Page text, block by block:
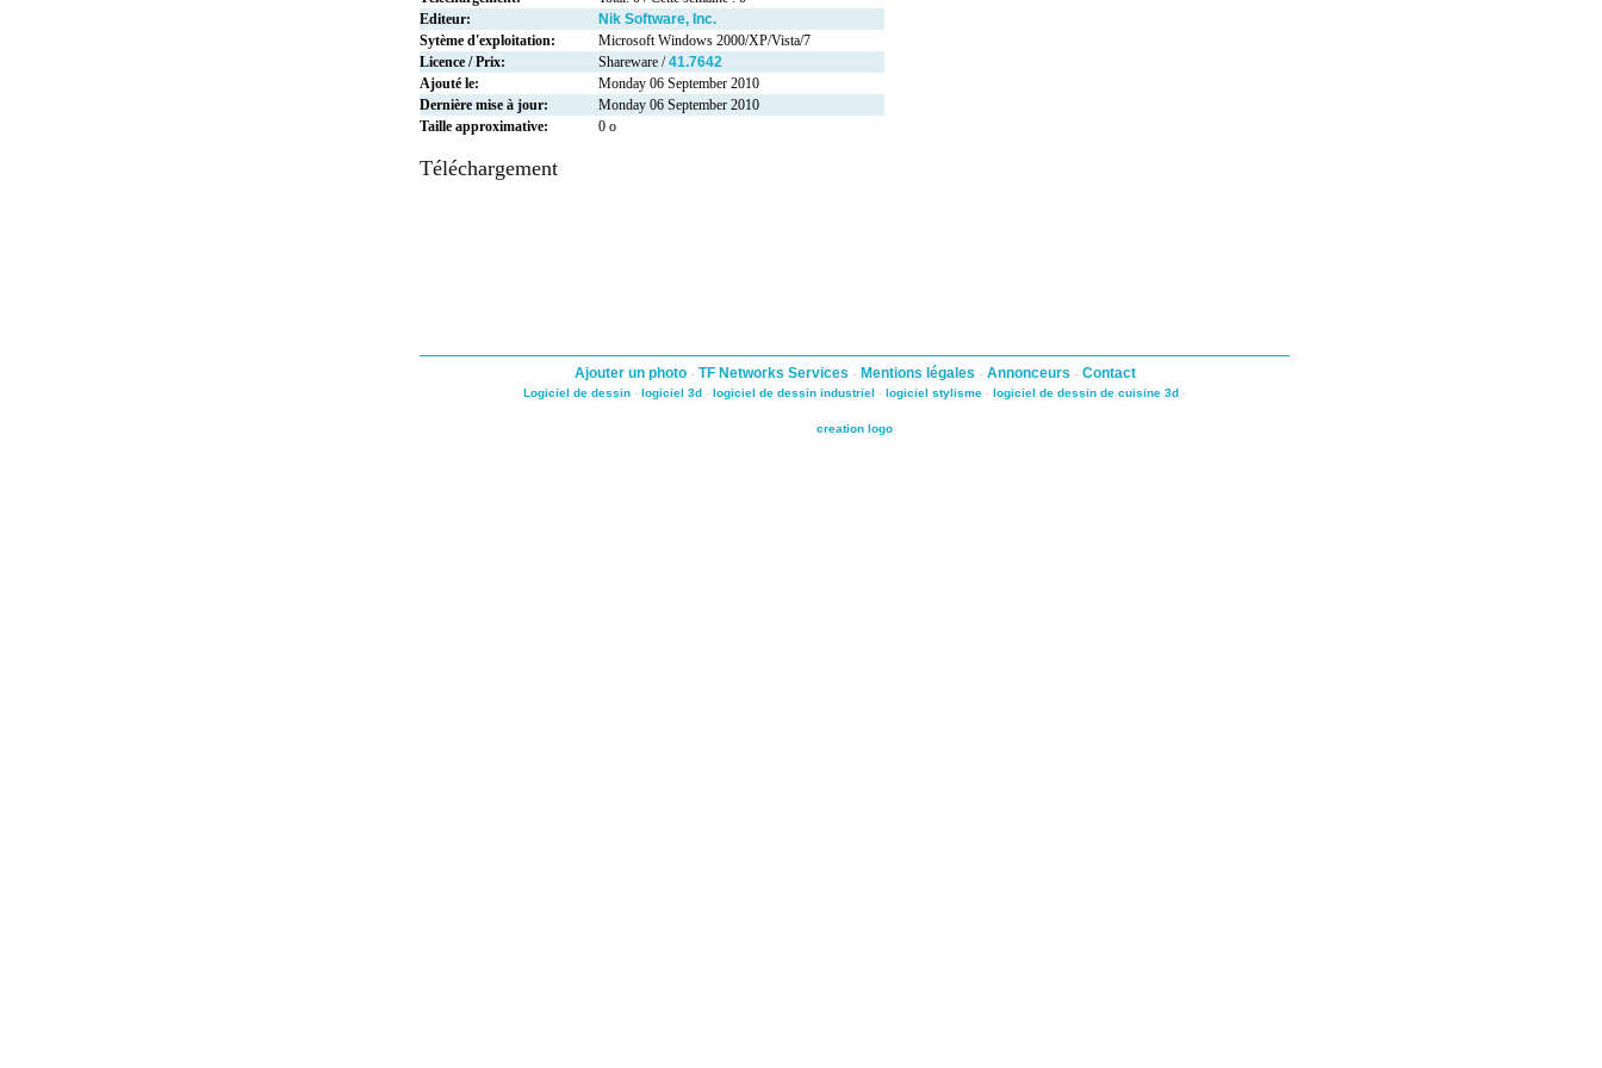
Editeur:
Nik Software, Inc.
Sytème d'exploitation:
Microsoft Windows 2000/XP/Vista/7
Licence / Prix:
Shareware /41.7642
Ajouté le:
Monday 06 September 2010
Dernière mise à jour:
Monday 06 September 2010
Taille approximative:
0 o
Téléchargement
Ajouter un photo - TF Networks Services - Mentions légales - Annonceurs - Contact
Logiciel de dessin - logiciel 3d - logiciel de dessin industriel - logiciel stylisme - logiciel de dessin de cuisine 3d -
creation logo